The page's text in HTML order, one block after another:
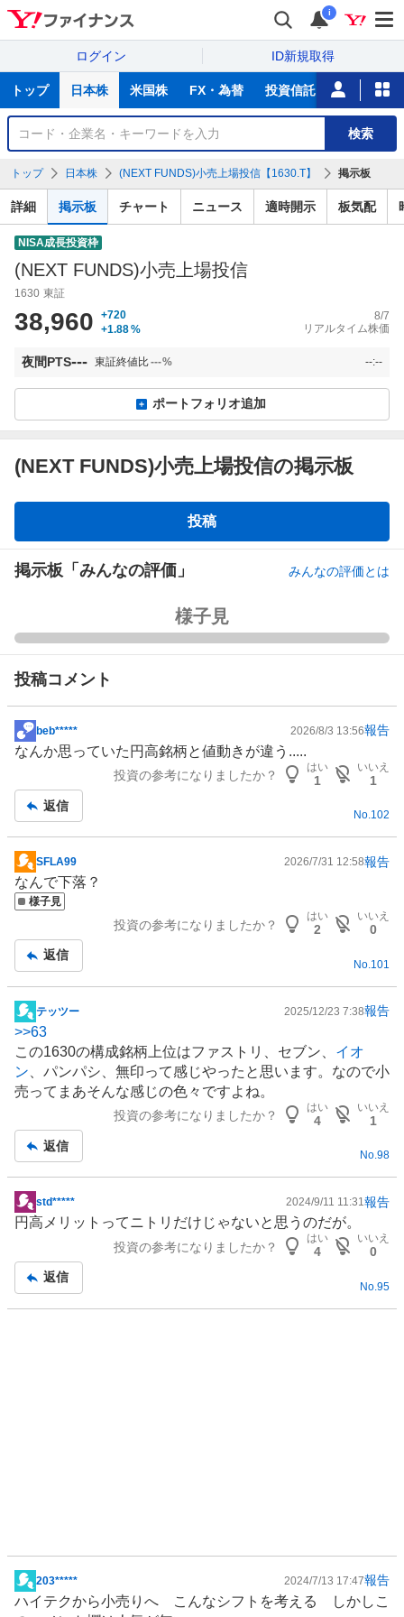
i
ログイン ID新規取得
サ
トップ 日本株 米国株 FX・為替 投資信託 ニュース
銘
検
索
検索
トップ 日本株 (NEXT FUNDS)小売上場投信【1630.T】 掲示板
詳細 掲示板 チャート ニュース 適時開示 板気配
NISA成長投資枠
(NEXT FUNDS)小売上場投信
1630 東証
38,960
+720
+1.88%
8/7
リアルタイム株価
夜間PTS--- 東証終値比---% --:--
ポートフォリオ追加
(NEXT FUNDS)小売上場投信の掲示板
板
投稿
掲示板「みんなの評価」 みんなの評価とは
く
買
い
た
い
0
%
買
い
い
0
%
、
見
1
0
0
%
、
売
た
い
%
、
強
売
た
様子見
投稿コメント
掲
示
事
beb***** 2026/8/3 13:56報告
なんか思っていた円高銘柄と値動きが違う.....
投資の参考になりましたか？
はい
1
いいえ
1
返信
No.102
掲
示
板
SFLA99 2026/7/31 12:58報告
なんで下落？
様子見
投資の参考になりましたか？
はい
2
いいえ
0
返信
No. 101
掲
示
板
記
事
テッツー 2025/12/23 7:38報告
>>63
この1630の構成銘柄上位はファストリ、セブン、 イオ
ン 、パンパシ、無印って感じやったと思います。なので小
売ってまあそんな感じの色々ですよね。
投資の参考になりましたか？
はい
4
いいえ
1
返信
No.98
掲
示
事
std***** 2024/9/11 11:31報告
円高メリットってニトリだけじゃないと思うのだが。
投資の参考になりましたか？
はい
4
いいえ
0
返信
No. 95
掲
示
203***** 2024/7/13 17:47報告
ハイテクから小売りへ こんなシフトを考える しかしこ